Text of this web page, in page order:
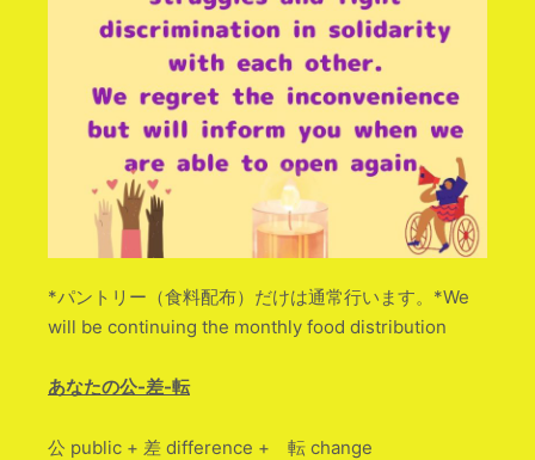
*パントリー（食料配布）だけは通常行います。*We
will be continuing the monthly food distribution
あなたの公-差-転
公 public + 差 difference + 転 change